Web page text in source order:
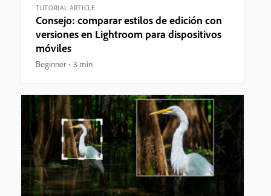
TUTORIAL ARTICLE
Consejo: comparar estilos de edición con
versiones en Lightroom para dispositivos
móviles
Beginner 3 min